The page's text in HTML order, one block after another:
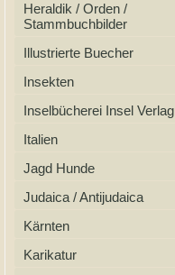
Heraldik / Orden /
Stammbuchbilder
Illustrierte Buecher
Insekten
Inselbücherei Insel Verlag
Italien
Jagd Hunde
Judaica / Antijudaica
Kärnten
Karikatur